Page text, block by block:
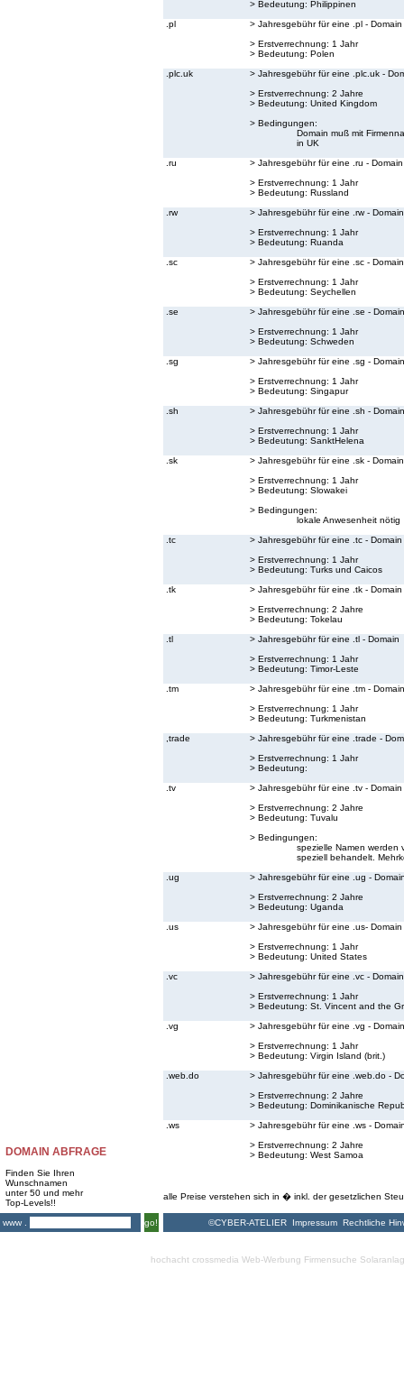
DOMAIN ABFRAGE
Finden Sie Ihren
Wunschnamen
unter 50 und mehr
Top-Levels!!
www .
go!
> Bedeutung: Philippinen
.pl
> Jahresgebühr für eine .pl - Domain
> Erstverrechnung: 1 Jahr
> Bedeutung: Polen
.plc.uk
> Jahresgebühr für eine .plc.uk -
> Erstverrechnung: 2 Jahre
> Bedeutung: United Kingdom
> Bedingungen:
Domain muß mit
in UK
.ru
> Jahresgebühr für eine .ru - Domain
> Erstverrechnung: 1 Jahr
> Bedeutung: Russland
.rw
> Jahresgebühr für eine .rw - Domain
> Erstverrechnung: 1 Jahr
> Bedeutung: Ruanda
.sc
> Jahresgebühr für eine .sc - Domain
> Erstverrechnung: 1 Jahr
> Bedeutung: Seychellen
.se
> Jahresgebühr für eine .se - Domain
> Erstverrechnung: 1 Jahr
> Bedeutung: Schweden
.sg
> Jahresgebühr für eine .sg - Domain
> Erstverrechnung: 1 Jahr
> Bedeutung: Singapur
.sh
> Jahresgebühr für eine .sh - Domain
> Erstverrechnung: 1 Jahr
> Bedeutung: SanktHelena
.sk
> Jahresgebühr für eine .sk - Domain
> Erstverrechnung: 1 Jahr
> Bedeutung: Slowakei
> Bedingungen:
lokale Anwesenheit nötig
.tc
> Jahresgebühr für eine .tc - Domain
> Erstverrechnung: 1 Jahr
> Bedeutung: Turks und Caicos
.tk
> Jahresgebühr für eine .tk - Domain
> Erstverrechnung: 2 Jahre
> Bedeutung: Tokelau
.tl
> Jahresgebühr für eine .tl - Domain
> Erstverrechnung: 1 Jahr
> Bedeutung: Timor-Leste
.tm
> Jahresgebühr für eine .tm - Domain
> Erstverrechnung: 1 Jahr
> Bedeutung: Turkmenistan
,trade
> Jahresgebühr für eine .trade -
> Erstverrechnung: 1 Jahr
> Bedeutung:
.tv
> Jahresgebühr für eine .tv - Domain
> Erstverrechnung: 2 Jahre
> Bedeutung: Tuvalu
> Bedingungen:
spezielle Namen werden
speziell behandelt.
.ug
> Jahresgebühr für eine .ug -
> Erstverrechnung: 2 Jahre
> Bedeutung: Uganda
.us
> Jahresgebühr für eine .us- Domain
> Erstverrechnung: 1 Jahr
> Bedeutung: United States
.vc
> Jahresgebühr für eine .vc - Domain
> Erstverrechnung: 1 Jahr
> Bedeutung: St. Vincent and the
.vg
> Jahresgebühr für eine .vg - Domain
> Erstverrechnung: 1 Jahr
> Bedeutung: Virgin Island (brit.)
.web.do
> Jahresgebühr für eine .web.do -
> Erstverrechnung: 2 Jahre
> Bedeutung: Dominikanische
.ws
> Jahresgebühr für eine .ws -
> Erstverrechnung: 2 Jahre
> Bedeutung: West Samoa
alle Preise verstehen sich in � inkl. der gesetzlichen
©CYBER-ATELIER Impressum Rechtliche
hochacht crossmedia Web-Werbung Firmensuche